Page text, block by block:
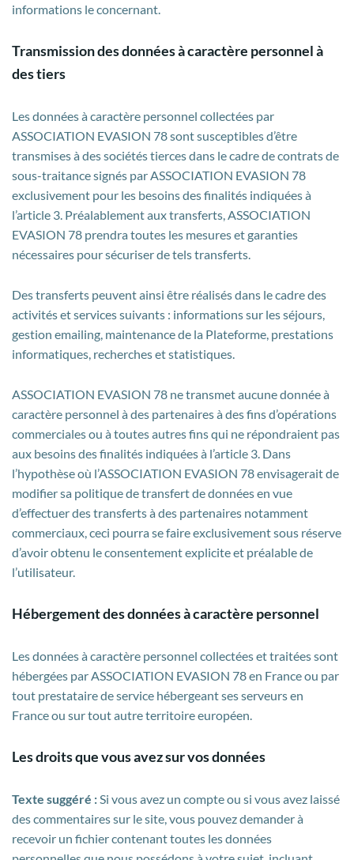
informations le concernant.
Transmission des données à caractère personnel à
des tiers
Les données à caractère personnel collectées par
ASSOCIATION EVASION 78 sont susceptibles d’être
transmises à des sociétés tierces dans le cadre de contrats de
sous-traitance signés par ASSOCIATION EVASION 78
exclusivement pour les besoins des finalités indiquées à
l’article 3. Préalablement aux transferts, ASSOCIATION
EVASION 78 prendra toutes les mesures et garanties
nécessaires pour sécuriser de tels transferts.
Des transferts peuvent ainsi être réalisés dans le cadre des
activités et services suivants : informations sur les séjours,
gestion emailing, maintenance de la Plateforme, prestations
informatiques, recherches et statistiques.
ASSOCIATION EVASION 78 ne transmet aucune donnée à
caractère personnel à des partenaires à des fins d’opérations
commerciales ou à toutes autres fins qui ne répondraient pas
aux besoins des finalités indiquées à l’article 3. Dans
l’hypothèse où l’ASSOCIATION EVASION 78 envisagerait de
modifier sa politique de transfert de données en vue
d’effectuer des transferts à des partenaires notamment
commerciaux, ceci pourra se faire exclusivement sous réserve
d’avoir obtenu le consentement explicite et préalable de
l’utilisateur.
Hébergement des données à caractère personnel
Les données à caractère personnel collectées et traitées sont
hébergées par ASSOCIATION EVASION 78 en France ou par
tout prestataire de service hébergeant ses serveurs en
France ou sur tout autre territoire européen.
Les droits que vous avez sur vos données
Texte suggéré :Si vous avez un compte ou si vous avez laissé
des commentaires sur le site, vous pouvez demander à
recevoir un fichier contenant toutes les données